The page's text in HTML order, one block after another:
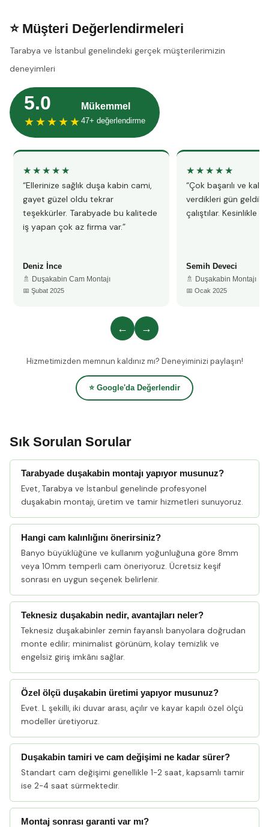
⭐ Müşteri Değerlendirmeleri
Tarabya ve İstanbul genelindeki gerçek müşterilerimizin
deneyimleri
5.0
★★★★★
Mükemmel
47+ değerlendirme
★★★★★
“Ellerinize sağlık duşa kabin cami,
gayet güzel oldu tekrar
teşekkürler. Tarabyade bu kalitede
iş yapan çok az firma var.”
Deniz İnce
🚿 Duşakabin Cam Montajı
📅 Şubat 2025
★★★★★
“Çok başarılı ve
verdikleri gün
çalıştılar. Kesinlikle
Semih Deveci
🚿 Duşakabin Montajı
📅 Ocak 2025
← →
Hizmetimizden memnun kaldınız mı? Deneyiminizi paylaşın!
⭐ Google'da Değerlendir
Sık Sorulan Sorular
Tarabyade duşakabin montajı yapıyor musunuz?
Evet, Tarabya ve İstanbul genelinde profesyonel
duşakabin montajı, üretim ve tamir hizmetleri sunuyoruz.
Hangi cam kalınlığını önerirsiniz?
Banyo büyüklüğüne ve kullanım yoğunluğuna göre 8mm
veya 10mm temperli cam öneriyoruz. Ücretsiz keşif
sonrası en uygun seçenek belirlenir.
Teknesiz duşakabin nedir, avantajları neler?
Teknesiz duşakabinler zemin fayanslı banyolara doğrudan
monte edilir; minimalist görünüm, kolay temizlik ve
engelsiz giriş imkânı sağlar.
Özel ölçü duşakabin üretimi yapıyor musunuz?
Evet. L şekilli, iki duvar arası, açılır ve kayar kapılı özel ölçü
modeller üretiyoruz.
Duşakabin tamiri ve cam değişimi ne kadar sürer?
Standart cam değişimi genellikle 1-2 saat, kapsamlı tamir
ise 2-4 saat sürmektedir.
Montaj sonrası garanti var mı?